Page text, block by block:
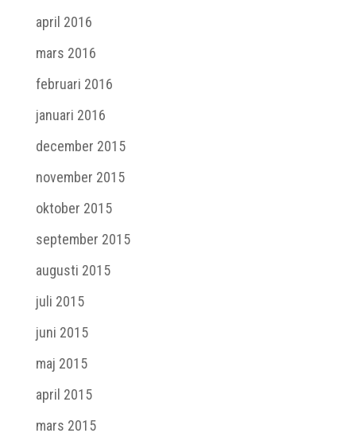
april 2016
mars 2016
februari 2016
januari 2016
december 2015
november 2015
oktober 2015
september 2015
augusti 2015
juli 2015
juni 2015
maj 2015
april 2015
mars 2015